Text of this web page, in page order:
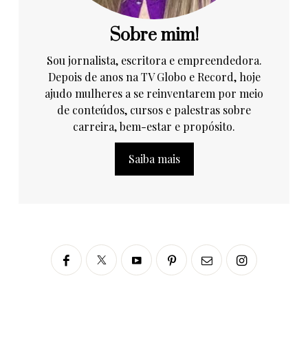
Sobre mim!
Sou jornalista, escritora e empreendedora.
Depois de anos na TV Globo e Record, hoje
ajudo mulheres a se reinventarem por meio
de conteúdos, cursos e palestras sobre
carreira, bem-estar e propósito.
Saiba mais